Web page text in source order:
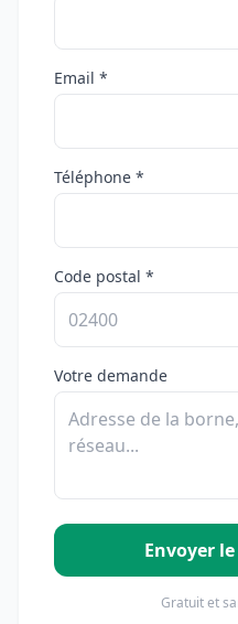
Email *
Téléphone *
Code postal *
Votre demande
Envoyer
Gratuit et